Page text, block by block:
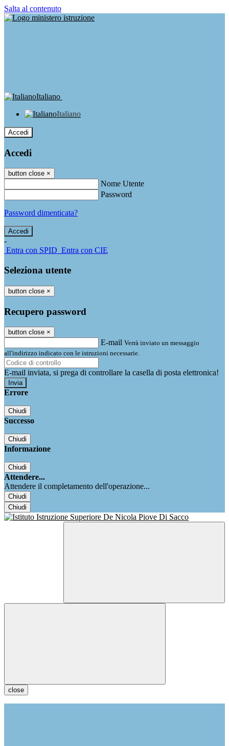
Salta al contenuto
Italiano
Italiano
Accedi
Accedi
button close ×
Nome Utente
Password
Password dimenticata?
-
Entra con SPID Entra con CIE
Seleziona utente
button close ×
Recupero password
button close ×
E-mail Verrà inviato un messaggio
all'indirizzo indicato con le istruzioni necessarie.
E-mail inviata, si prega di controllare la casella di posta elettronica!
Errore
Chiudi
Successo
Chiudi
Informazione
Chiudi
Attendere...
Attendere il completamento dell'operazione...
Chiudi
Chiudi
close